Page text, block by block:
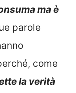
ma è
parole
come
la verità